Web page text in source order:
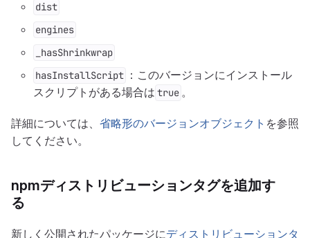
dist
engines
_hasShrinkwrap
hasInstallScript ：このバージョンにインストール
スクリプトがある場合は true 。
詳細については、 省略形のバージョンオブジェクト を参照
してください。
npmディストリビューションタグを追加す
る
新しく公開されたパッケージにディストリビューションタ